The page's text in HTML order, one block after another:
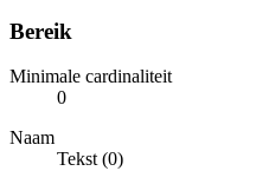
Bereik
Minimale cardinaliteit
0
Naam
Tekst (0)